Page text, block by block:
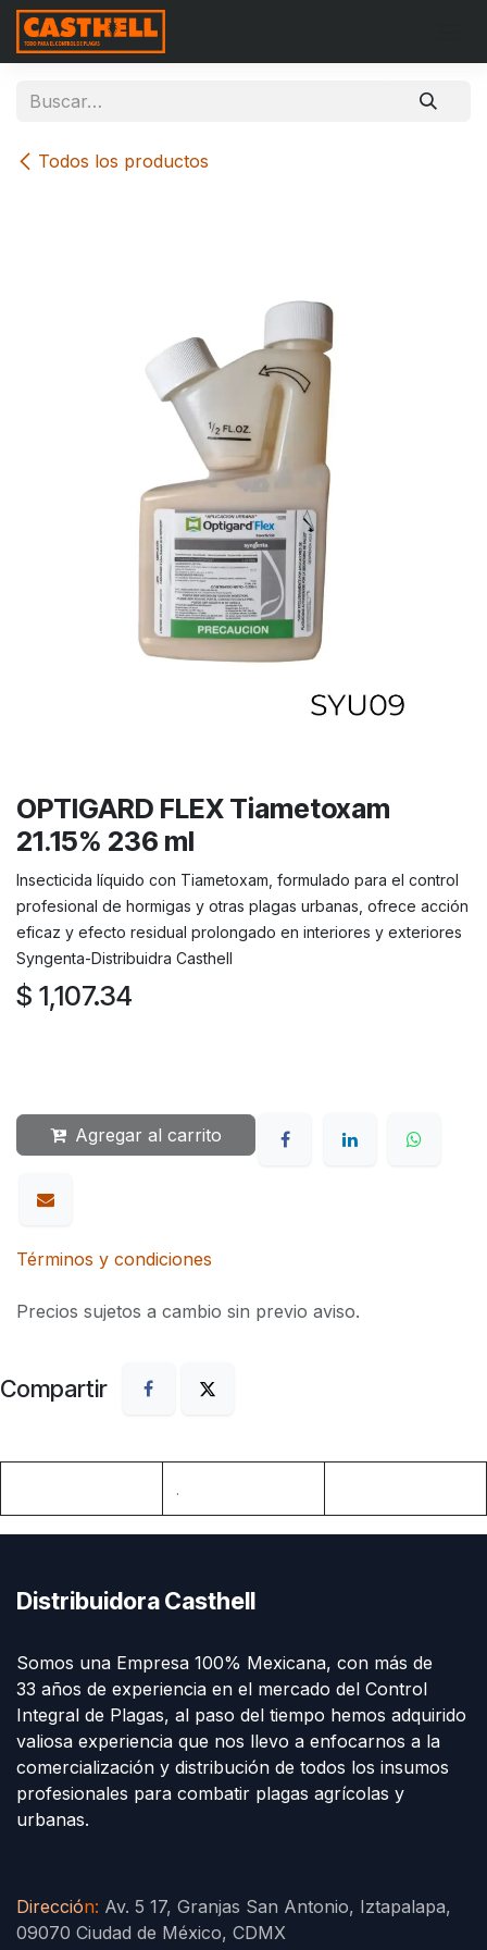
Ir al contenido
Todos los productos
OPTIGARD FLEX Tiametoxam
21.15% 236 ml
Insecticida líquido con Tiametoxam, formulado para el control
profesional de hormigas y otras plagas urbanas, ofrece acción
eficaz y efecto residual prolongado en interiores y exteriores
Syngenta-Distribuidra Casthell
$ 1,107.34
Agregar al carrito
Términos y condiciones
Precios sujetos a cambio sin previo aviso.
Compartir
.
Distribuidora Casthell
Somos una Empresa 100% Mexicana, con más de
33 años de experiencia en el mercado del Control
Integral de Plagas, al paso del tiempo hemos adquirido
valiosa experiencia que nos llevo a enfocarnos a la
comercialización y distribución de todos los insumos
profesionales para combatir plagas agrícolas y
urbanas.
Dirección: Av. 5 17, Granjas San Antonio, Iztapalapa,
09070 Ciudad de México, CDMX